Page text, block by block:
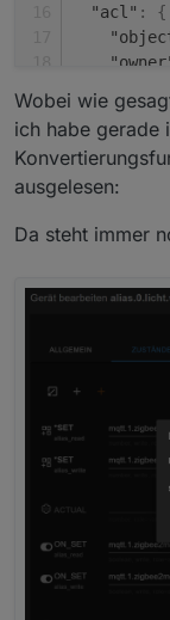
"acl" :
{
}
}
Wobei wie
ich habe gerade
ausgelesen:
Da steht immer